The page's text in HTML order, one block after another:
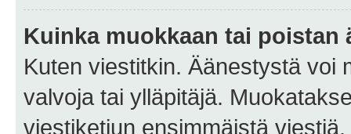
Kuinka muokkaan tai poistan
Kuten viestitkin. Äänestystä voi
valvoja tai ylläpitäjä.
viestiketjun ensimmäistä